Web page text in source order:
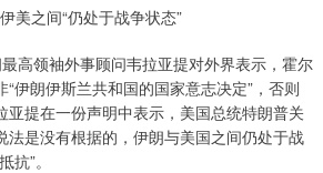
美之间“仍处于战争状态”
高领袖外事顾问韦拉亚提对外界表示，霍尔
伊朗伊斯兰共和国的国家意志决定”，否则
亚提在一份声明中表示，美国总统特朗普关
法是没有根据的，伊朗与美国之间仍处于战
”。